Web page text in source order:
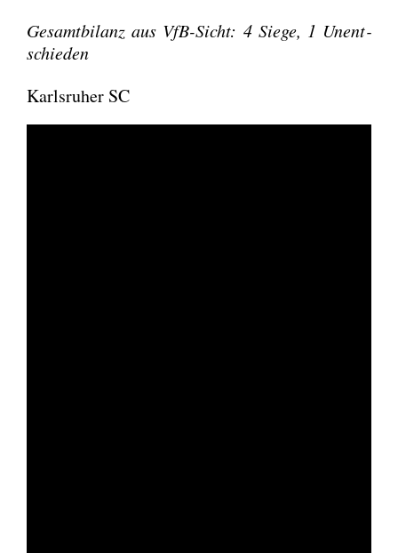
Gesamt­bi­lanz aus VfB-Sicht: 4 Sie­ge, 1 Unent­
schie­den
Karlsruher SC